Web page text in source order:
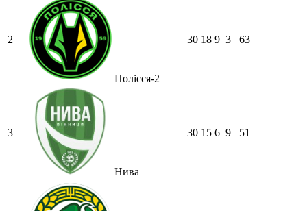
2
Полісся-2
30 18 9 3 63
3
Нива
30 15 6 9 51